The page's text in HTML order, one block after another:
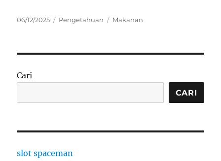
Posted
06/12/2025 Categories
Pengetahuan Tags
Makanan
Cari
CARI
slot spaceman